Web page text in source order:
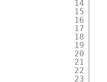
14
15
16
17
18
19
20
21
22
23